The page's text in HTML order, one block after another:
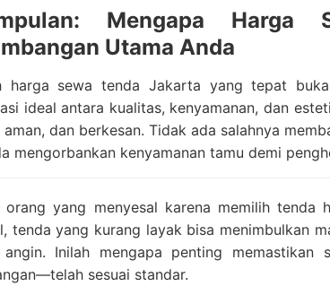
Mengapa
Utama Anda
harga sewa tenda Jakarta yang tepat
ideal antara kualitas, kenyamanan, dan
dan berkesan. Tidak ada salahnya
mengorbankan kenyamanan tamu demi
orang yang menyesal karena memilih tenda
tenda yang kurang layak bisa menimbulkan
Inilah mengapa penting
sesuai standar.